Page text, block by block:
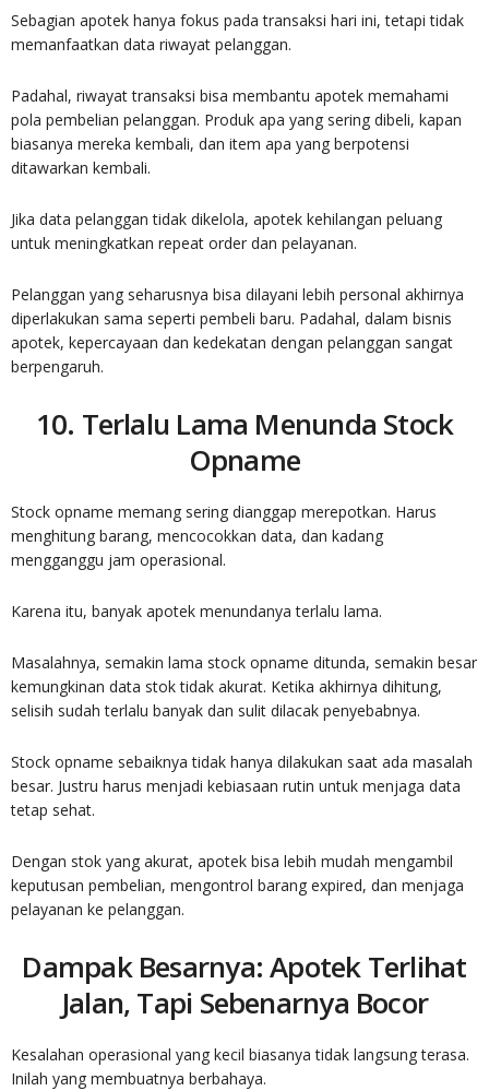
Sebagian apotek hanya fokus pada transaksi hari ini, tetapi tidak
memanfaatkan data riwayat pelanggan.
Padahal, riwayat transaksi bisa membantu apotek memahami
pola pembelian pelanggan. Produk apa yang sering dibeli, kapan
biasanya mereka kembali, dan item apa yang berpotensi
ditawarkan kembali.
Jika data pelanggan tidak dikelola, apotek kehilangan peluang
untuk meningkatkan repeat order dan pelayanan.
Pelanggan yang seharusnya bisa dilayani lebih personal akhirnya
diperlakukan sama seperti pembeli baru. Padahal, dalam bisnis
apotek, kepercayaan dan kedekatan dengan pelanggan sangat
berpengaruh.
10. Terlalu Lama Menunda Stock
Opname
Stock opname memang sering dianggap merepotkan. Harus
menghitung barang, mencocokkan data, dan kadang
mengganggu jam operasional.
Karena itu, banyak apotek menundanya terlalu lama.
Masalahnya, semakin lama stock opname ditunda, semakin besar
kemungkinan data stok tidak akurat. Ketika akhirnya dihitung,
selisih sudah terlalu banyak dan sulit dilacak penyebabnya.
Stock opname sebaiknya tidak hanya dilakukan saat ada masalah
besar. Justru harus menjadi kebiasaan rutin untuk menjaga data
tetap sehat.
Dengan stok yang akurat, apotek bisa lebih mudah mengambil
keputusan pembelian, mengontrol barang expired, dan menjaga
pelayanan ke pelanggan.
Dampak Besarnya: Apotek Terlihat
Jalan, Tapi Sebenarnya Bocor
Kesalahan operasional yang kecil biasanya tidak langsung terasa.
Inilah yang membuatnya berbahaya.